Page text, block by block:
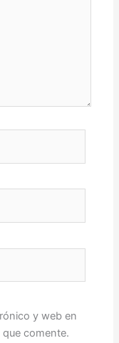
y web en
comente.